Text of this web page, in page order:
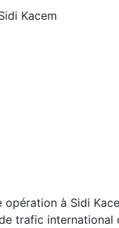
opération à Sidi
trafic international